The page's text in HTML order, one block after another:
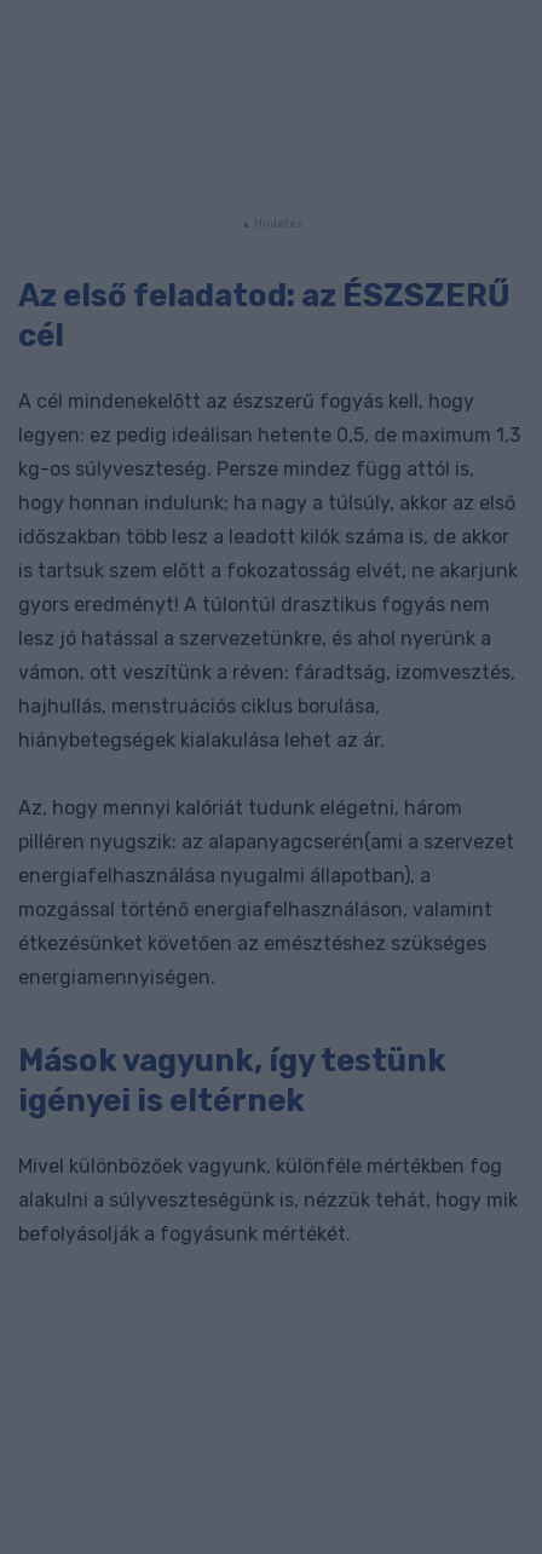
Az első feladatod: az ÉSZSZERŰ
cél
A cél mindenekelőtt az észszerű fogyás kell, hogy
legyen: ez pedig ideálisan hetente 0,5, de maximum 1,3
kg-os súlyveszteség. Persze mindez függ attól is,
hogy honnan indulunk; ha nagy a túlsúly, akkor az első
időszakban több lesz a leadott kilók száma is, de akkor
is tartsuk szem előtt a fokozatosság elvét, ne akarjunk
gyors eredményt! A túlontúl drasztikus fogyás nem
lesz jó hatással a szervezetünkre, és ahol nyerünk a
vámon, ott veszítünk a réven: fáradtság, izomvesztés,
hajhullás, menstruációs ciklus borulása,
hiánybetegségek kialakulása lehet az ár.
Az, hogy mennyi kalóriát tudunk elégetni, három
pilléren nyugszik: az alapanyagcserén(ami a szervezet
energiafelhasználása nyugalmi állapotban), a
mozgással történő energiafelhasználáson, valamint
étkezésünket követően az emésztéshez szükséges
energiamennyiségen.
Mások vagyunk, így testünk
igényei is eltérnek
Mivel különbözőek vagyunk, különféle mértékben fog
alakulni a súlyveszteségünk is, nézzük tehát, hogy mik
befolyásolják a fogyásunk mértékét.